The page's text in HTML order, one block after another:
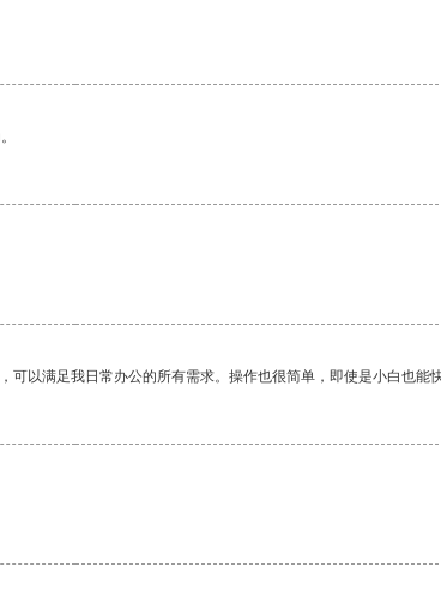
以满足我日常办公的所有需求。操作也很简单，即使是小白也能快